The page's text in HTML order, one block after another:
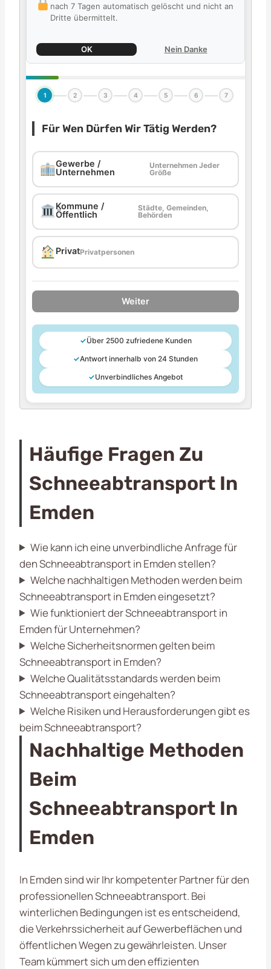
nach 7 Tagen automatisch gelöscht und nicht an
Dritte übermittelt.
OK Nein Danke
1 2 3 4 5 6 7
Für Wen Dürfen Wir Tätig Werden?
Gewerbe /
Unternehmen
Unternehmen Jeder
Größe
Kommune /
Öffentlich
Städte, Gemeinden,
Behörden
PrivatPrivatpersonen
Weiter
✓Über 2500 zufriedene Kunden
✓Antwort innerhalb von 24 Stunden
✓Unverbindliches Angebot
Häufige Fragen Zu
Schneeabtransport In
Emden
Wie kann ich eine unverbindliche Anfrage für
den Schneeabtransport in Emden stellen?
Welche nachhaltigen Methoden werden beim
Schneeabtransport in Emden eingesetzt?
Wie funktioniert der Schneeabtransport in
Emden für Unternehmen?
Welche Sicherheitsnormen gelten beim
Schneeabtransport in Emden?
Welche Qualitätsstandards werden beim
Schneeabtransport eingehalten?
Welche Risiken und Herausforderungen gibt es
beim Schneeabtransport?
Nachhaltige Methoden
Beim
Schneeabtransport In
Emden
In Emden sind wir Ihr kompetenter Partner für den
professionellen Schneeabtransport. Bei
winterlichen Bedingungen ist es entscheidend,
die Verkehrssicherheit auf Gewerbeflächen und
öffentlichen Wegen zu gewährleisten. Unser
Team kümmert sich um den effizienten